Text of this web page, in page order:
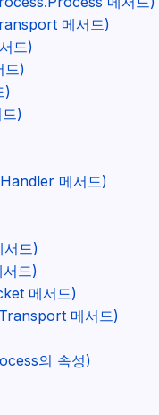
메서드)
드)
드)
)
)
메서드)
드)
드)
메서드)
메서드)
의 속성)